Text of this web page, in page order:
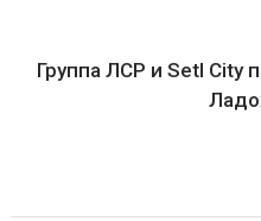
Группа ЛСР и Setl City